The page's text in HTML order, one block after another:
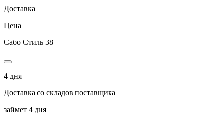
Доставка
Цена
Сабо Стиль 38
4 дня
Доставка со складов поставщика
займет 4 дня